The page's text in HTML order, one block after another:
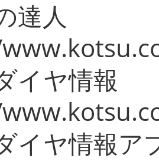
達人
イヤ情報
イヤ情報ア